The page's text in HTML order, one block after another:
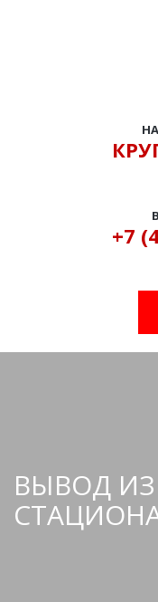
+7
ВЫВОД